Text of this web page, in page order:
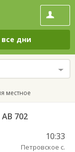
все дни
местное
702
10:33
Петровское с.